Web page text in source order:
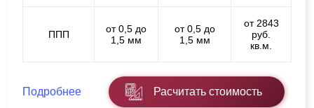
ППП
от 0,5 до
1,5 мм
от 0,5 до
1,5 мм
от 2843
руб.
кв.м.
Подробнее Расчитать стоимость